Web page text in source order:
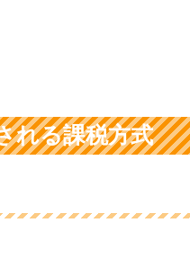
れる課税方式